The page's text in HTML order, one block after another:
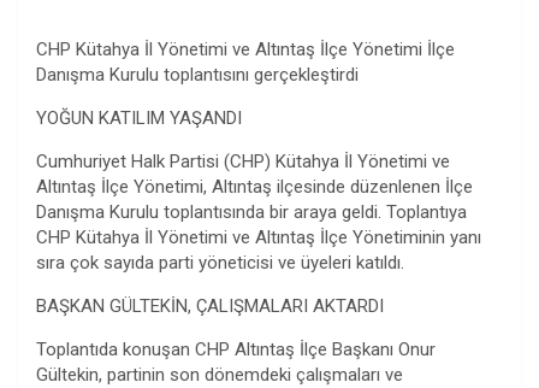
CHP Kütahya İl Yönetimi ve Altıntaş İlçe Yönetimi İlçe
Danışma Kurulu toplantısını gerçekleştirdi
YOĞUN KATILIM YAŞANDI
Cumhuriyet Halk Partisi (CHP) Kütahya İl Yönetimi ve
Altıntaş İlçe Yönetimi, Altıntaş ilçesinde düzenlenen İlçe
Danışma Kurulu toplantısında bir araya geldi. Toplantıya
CHP Kütahya İl Yönetimi ve Altıntaş İlçe Yönetiminin yanı
sıra çok sayıda parti yöneticisi ve üyeleri katıldı.
BAŞKAN GÜLTEKİN, ÇALIŞMALARI AKTARDI
Toplantıda konuşan CHP Altıntaş İlçe Başkanı Onur
Gültekin, partinin son dönemdeki çalışmaları ve